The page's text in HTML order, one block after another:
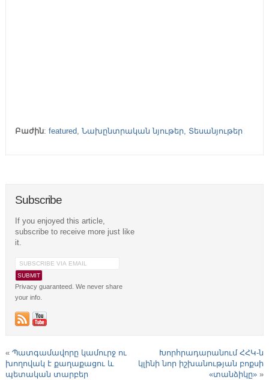
Բաժին: featured, Նախընտրական նյութեր, Տեսանյութեր
Subscribe
If you enjoyed this article,
subscribe to receive more just like
it.
Privacy guaranteed. We never share
your info.
« Պատգամավորը կամուրջ ու
խողովակ է քաղաքացու և
պետական տարբեր
Խորհրադարանում ՀՀԿ-ն
կլինի նոր իշխանության բոքսի
«տանձիկը» »